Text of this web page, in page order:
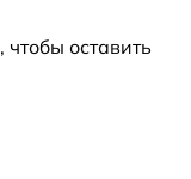
, чтобы оставить